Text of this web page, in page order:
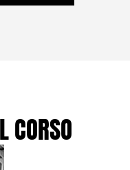
CORSO